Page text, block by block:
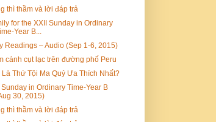
thì thầm và lời đáp trả
for the XXII Sunday in Ordinary
Year B...
Readings – Audio (Sep 1-6, 2015)
cánh cụt lạc trên đường phố Peru
Thứ Tội Ma Quỷ Ưa Thích Nhất?
Sunday in Ordinary Time-Year B
30, 2015)
thì thầm và lời đáp trả